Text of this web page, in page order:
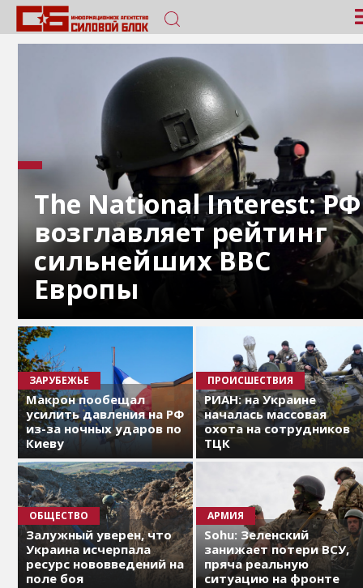
The National Interest: РФ
возглавляет рейтинг
сильнейших ВВС
Европы
ЗАРУБЕЖЬЕ
Макрон пообещал
усилить давления на РФ
из-за ночных ударов по
Киеву
ПРОИСШЕСТВИЯ
РИАН: на Украине
началась массовая
охота на сотрудников
ТЦК
ОБЩЕСТВО
Залужный уверен, что
Украина исчерпала
ресурс нововведений на
поле боя
АРМИЯ
Sohu: Зеленский
занижает потери ВСУ,
пряча реальную
ситуацию на фронте